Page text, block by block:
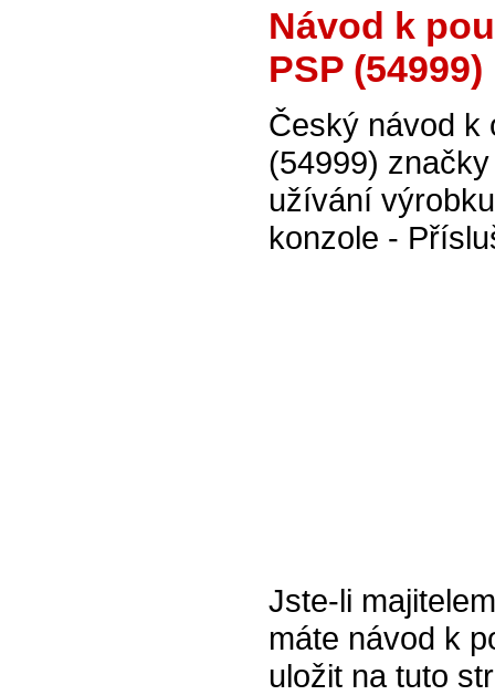
Návod k
PSP (54999)
Český návod k
(54999)
užívání
konzole -
Jste-li
máte návod k
uložit na tuto